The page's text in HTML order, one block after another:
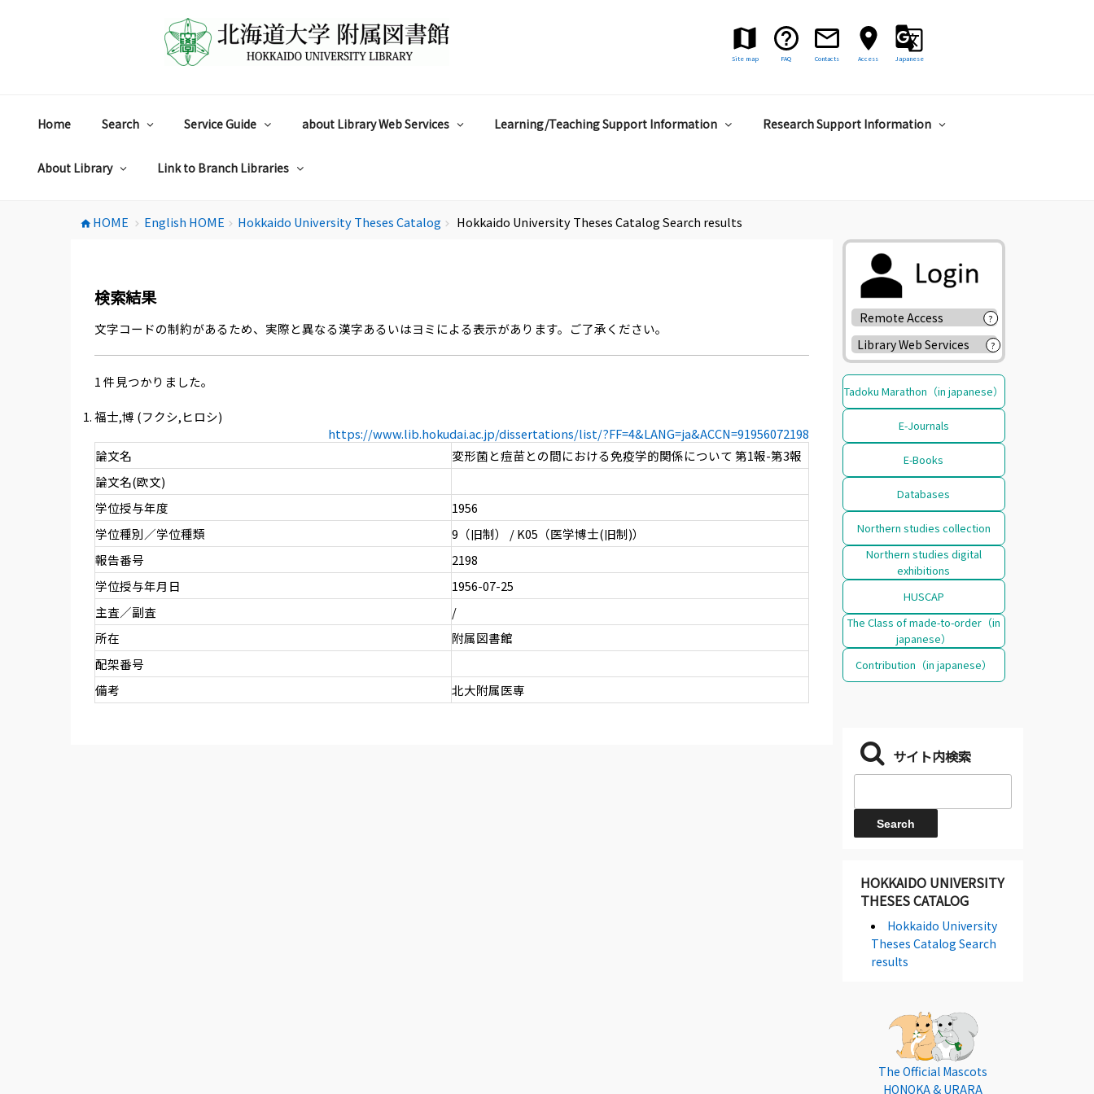
Site map FAQ Contacts Access Japanese
Home Search Service Guide about Library Web Services Learning/Teaching Support Information Research Support Information
About Library Link to Branch Libraries
home HOME chevron_right English HOME chevron_right Hokkaido University Theses Catalog chevron_right Hokkaido University Theses Catalog Search results
検索結果
文字コードの制約があるため、実際と異なる漢字あるいはヨミによる表示があります。ご了承ください。
1 件見つかりました。
福士,博 (フクシ,ヒロシ)
https://www.lib.hokudai.ac.jp/dissertations/list/?FF=4&LANG=ja&ACCN=91956072198
論文名
変形菌と痘苗との間における免疫学的関係について 第1報-第3報
論文名(欧文)
学位授与年度
1956
学位種別／学位種類
9（旧制） / K05（医学博士(旧制)）
報告番号
2198
学位授与年月日
1956-07-25
主査／副査
/
所在
附属図書館
配架番号
備考
北大附属医専
Remote Access ?
Library Web Services ?
Tadoku Marathon（in japanese）
E-Journals
E-Books
Databases
Northern studies collection
Northern studies digital
exhibitions
HUSCAP
The Class of made-to-order（in
japanese）
Contribution（in japanese）
サイト内検索
HOKKAIDO UNIVERSITY
THESES CATALOG
Hokkaido University
Theses Catalog Search
results
The Official Mascots
HONOKA & URARA